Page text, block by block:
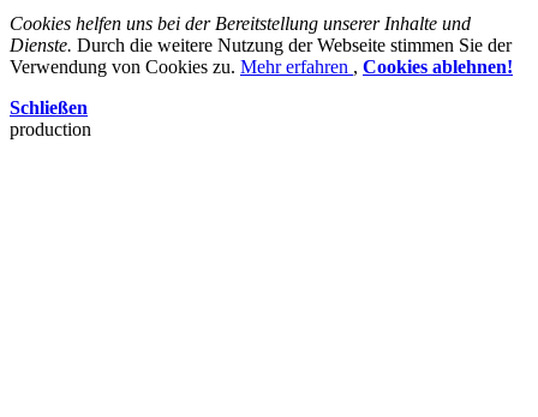
Cookies helfen uns bei der Bereitstellung unserer Inhalte und
Dienste. Durch die weitere Nutzung der Webseite stimmen Sie der
Verwendung von Cookies zu. Mehr erfahren , Cookies ablehnen!
Schließen
production